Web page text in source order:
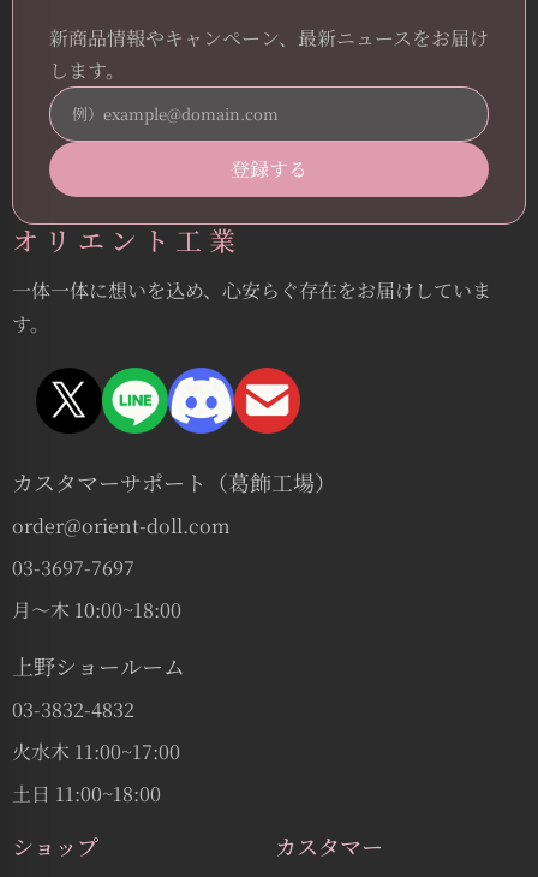
新商品情報やキャンペーン、最新ニュースをお届け
します。
オリエント工業
一体一体に想いを込め、心安らぐ存在をお届けしていま
す。
カスタマーサポート（葛飾工場）
order@orient-doll.com
03-3697-7697
月〜木 10:00~18:00
上野ショールーム
03-3832-4832
火水木 11:00~17:00
土日 11:00~18:00
ショップ カスタマー